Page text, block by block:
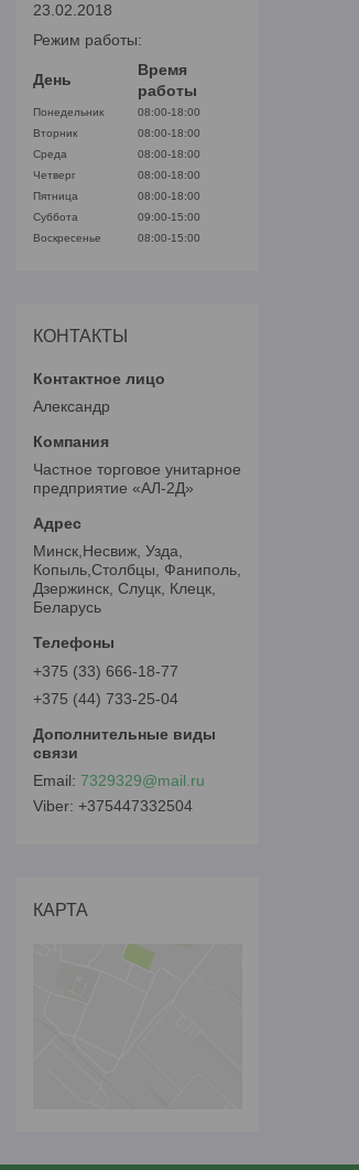
23.02.2018
Режим работы:
День
Время
работы
Понедельник
08:00-18:00
Вторник
08:00-18:00
Среда
08:00-18:00
Четверг
08:00-18:00
Пятница
08:00-18:00
Суббота
09:00-15:00
Воскресенье
08:00-15:00
КОНТАКТЫ
Александр
Частное торговое унитарное
предприятие «АЛ-2Д»
Минск,Несвиж, Узда,
Копыль,Столбцы, Фаниполь,
Дзержинск, Слуцк, Клецк,
Беларусь
+375 (33) 666-18-77
+375 (44) 733-25-04
7329329@mail.ru
+375447332504
КАРТА